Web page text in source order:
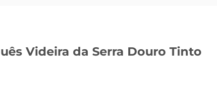
Videira da Serra Douro Tinto